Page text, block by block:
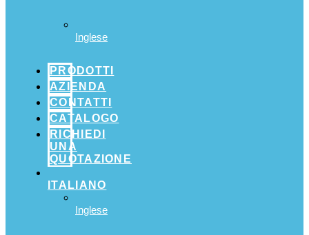
Inglese
PRODOTTI
AZIENDA
CONTATTI
CATALOGO
RICHIEDI
UNA
QUOTAZIONE
ITALIANO
Inglese